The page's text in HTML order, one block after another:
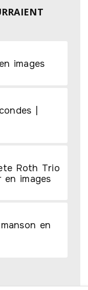
images
|
Roth Trio
images
en